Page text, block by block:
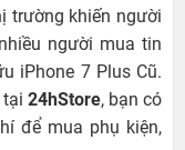
trường khiến người
người mua tin
iPhone 7 Plus Cũ.
24hStore, bạn có
để mua phụ kiện,